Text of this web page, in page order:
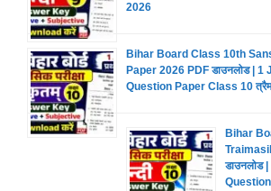
2026
Bihar Board Class 10th
Paper 2026 PDF डाउनलोड |
Question Paper Class 10
Bihar
डाउनलोड